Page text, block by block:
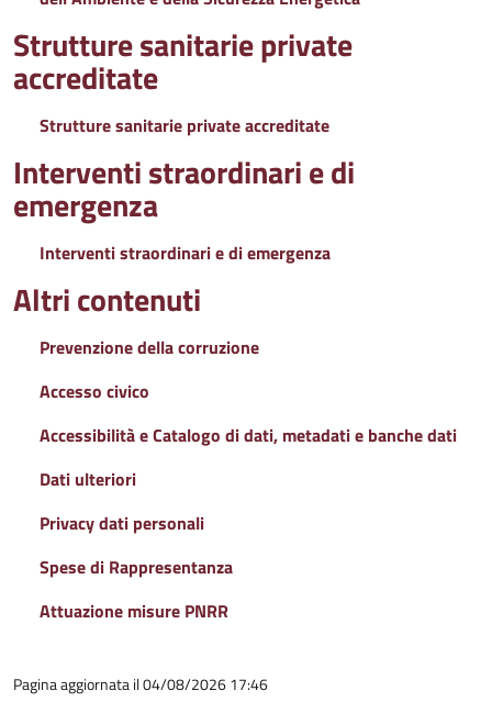
Strutture sanitarie private
accreditate
Strutture sanitarie private accreditate
Interventi straordinari e di
emergenza
Interventi straordinari e di emergenza
Altri contenuti
Prevenzione della corruzione
Accesso civico
Accessibilità e Catalogo di dati, metadati e banche dati
Dati ulteriori
Privacy dati personali
Spese di Rappresentanza
Attuazione misure PNRR
Pagina aggiornata il 04/08/2026 17:46